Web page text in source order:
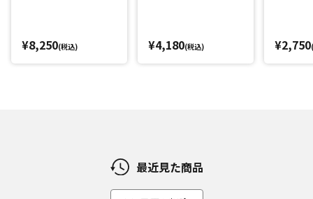
¥8,250(税込) ¥4,180(税込) ¥2,750
最近見た商品